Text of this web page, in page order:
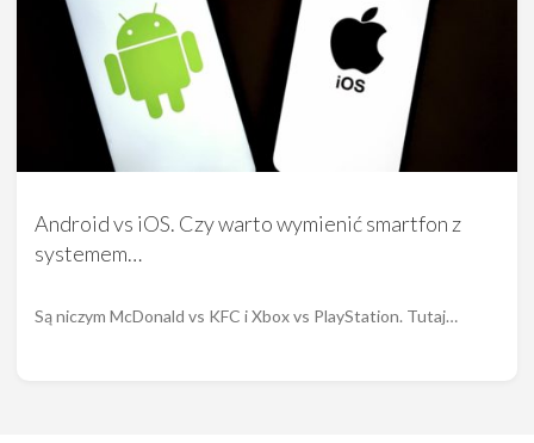
Android vs iOS. Czy warto wymienić smartfon z
systemem…
Są niczym McDonald vs KFC i Xbox vs PlayStation. Tutaj…